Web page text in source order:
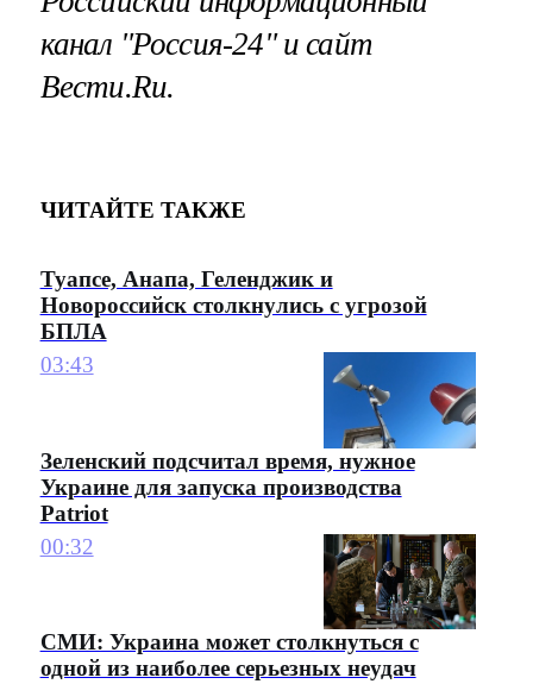
канал "Россия-24"и сайт
Вести.Ru.
ЧИТАЙТЕ ТАКЖЕ
Туапсе, Анапа, Геленджик и
Новороссийск столкнулись с угрозой
БПЛА
03:43
Зеленский подсчитал время, нужное
Украине для запуска производства
Patriot
00:32
СМИ: Украина может столкнуться с
одной из наиболее серьезных неудач